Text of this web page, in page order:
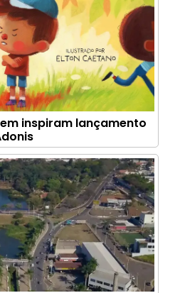
inspiram lançamento